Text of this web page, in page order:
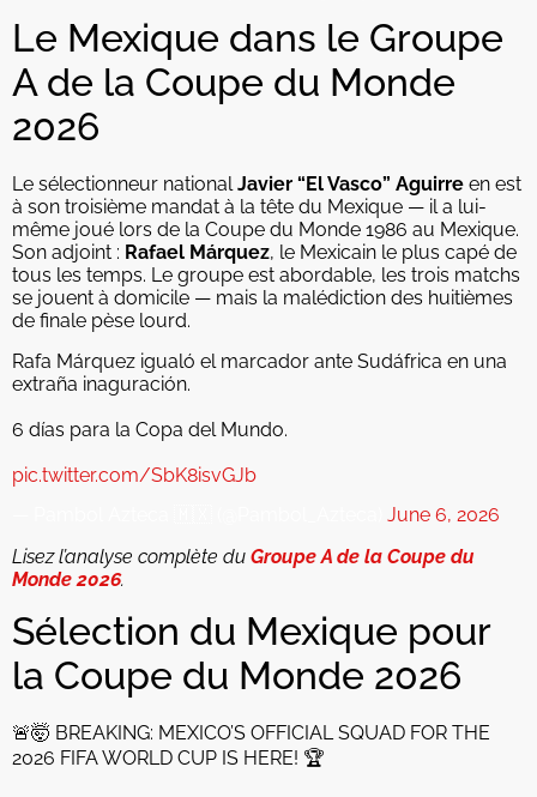
Le Mexique dans le Groupe
A de la Coupe du Monde
2026
Le sélectionneur nationalJavier “El Vasco” Aguirre en est
à son troisième mandat à la tête du Mexique — il a lui-
même joué lors de la Coupe du Monde 1986 au Mexique.
Son adjoint : Rafael Márquez, le Mexicain le plus capé de
tous les temps. Le groupe est abordable, les trois matchs
se jouent à domicile — mais la malédiction des huitièmes
de finale pèse lourd.
Rafa Márquez igualó el marcador ante Sudáfrica en una
extraña inaguración.
6 días para la Copa del Mundo.
pic.twitter.com/SbK8isvGJb
June 6, 2026
Lisez l’analyse complète du Groupe A de la Coupe du
Monde 2026.
Sélection du Mexique pour
la Coupe du Monde 2026
🚨🤯 BREAKING: MEXICO’S OFFICIAL SQUAD FOR THE
2026 FIFA WORLD CUP IS HERE! 🏆